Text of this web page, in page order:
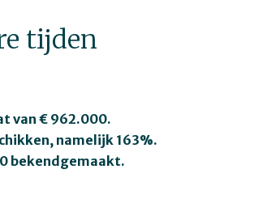
tijden
van € 962.000.
namelijk 163%.
bekendgemaakt.